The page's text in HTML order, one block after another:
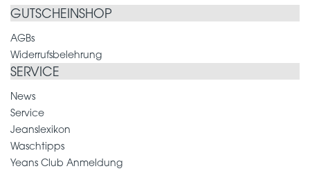
GUTSCHEINSHOP
AGBs
Widerrufsbelehrung
SERVICE
News
Service
Jeanslexikon
Waschtipps
Yeans Club Anmeldung